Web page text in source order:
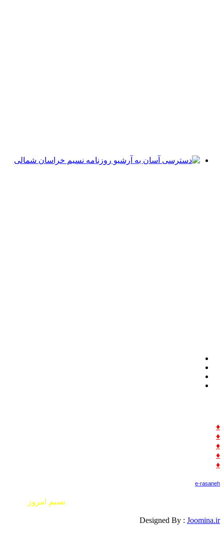
♦
♦
♦
♦
♦
e-rasaneh
نسیم امروز
Designed By : Joomina.ir